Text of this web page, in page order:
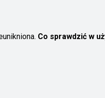
Co sprawdzić w